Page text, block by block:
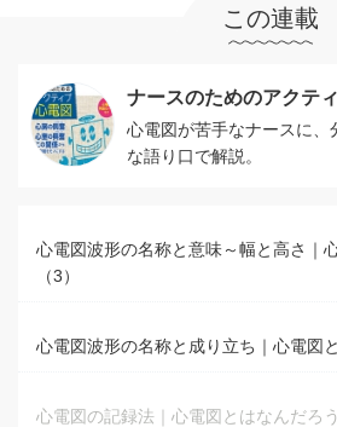
この連載
ナースのためのアクテ
心電図が苦手なナースに、
な語り口で解説。
心電図波形の名称と意味～幅と高さ｜
（3）
心電図波形の名称と成り立ち｜心電図
心電図の記録法｜心電図とはなんだろう